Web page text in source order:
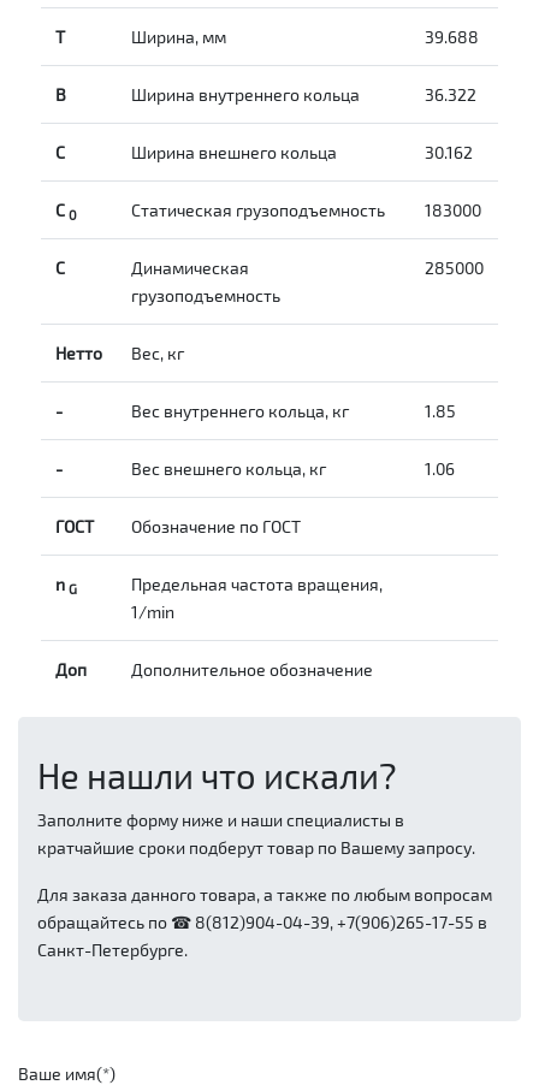
T Ширина, мм 39.688
B Ширина внутреннего кольца 36.322
С Ширина внешнего кольца 30.162
С 0 Статическая грузоподъемность 183000
C
Динамическая
грузоподъемность
285000
Нетто Вес, кг
- Вес внутреннего кольца, кг 1.85
- Вес внешнего кольца, кг 1.06
ГОСТ Обозначение по ГОСТ
n G
Предельная частота вращения,
1/min
Доп Дополнительное обозначение
Не нашли что искали?
Заполните форму ниже и наши специалисты в
кратчайшие сроки подберут товар по Вашему запросу.
Для заказа данного товара, а также по любым вопросам
обращайтесь по ☎ 8(812)904-04-39, +7(906)265-17-55 в
Санкт-Петербурге.
Ваше имя(*)